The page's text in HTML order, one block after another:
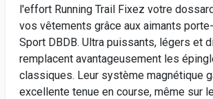
l'effort Running Trail Fixez votre
vos vêtements grâce aux aimants
Sport DBDB. Ultra puissants, légers et
remplacent avantageusement les
classiques. Leur système magnétique
excellente tenue en course, même sur